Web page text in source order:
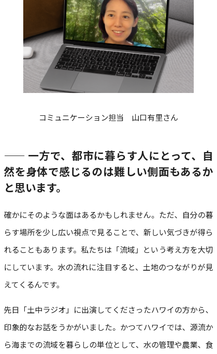
コミュニケーション担当 山口有里さん
—— 一方で、都市に暮らす人にとって、自
然を身体で感じるのは難しい側面もあるか
と思います。
確かにそのような面はあるかもしれません。ただ、自分の暮
らす場所を少し広い視点で見ることで、新しい気づきが得ら
れることもあります。私たちは「流域」という考え方を大切
にしています。水の流れに注目すると、土地のつながりが見
えてくるんです。
先日「土中ラジオ」に出演してくださったハワイの方から、
印象的なお話をうかがいました。かつてハワイでは、源流か
ら海までの流域を暮らしの単位として、水の管理や農業、食